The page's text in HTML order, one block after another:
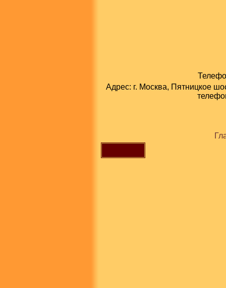
Адрес: г. Москва, Пятницкое